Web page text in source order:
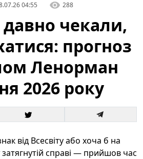
04:55 288
чекали,
прогноз
Ленорман
2026 року
від Всесвіту або хоча б на
справі — прийшов час